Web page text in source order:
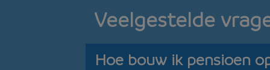
Veelgestelde
Hoe bouw ik pensioen